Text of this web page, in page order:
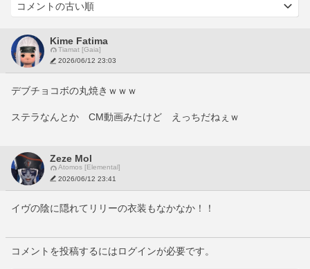
Kime Fatima
Tiamat [Gaia]
2026/06/12 23:03
デブチョコボの丸焼きｗｗｗ
ステラなんとか　CM動画みたけど　えっちだねぇｗ
Zeze Mol
Atomos [Elemental]
2026/06/12 23:41
イヴの陰に隠れてリリーの衣装もなかなか！！
コメントを投稿するにはログインが必要です。